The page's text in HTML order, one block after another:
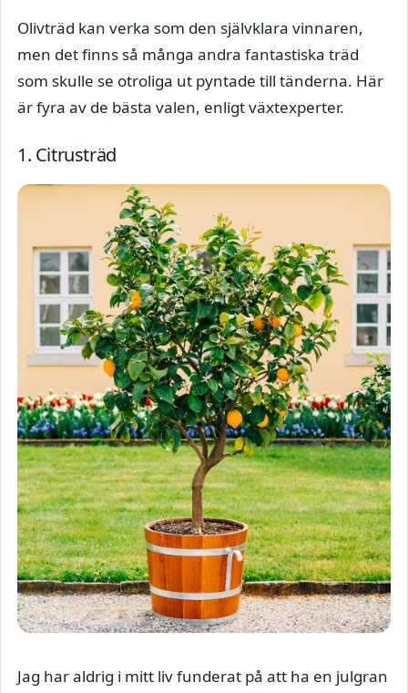
Olivträd kan verka som den självklara vinnaren,
men det finns så många andra fantastiska träd
som skulle se otroliga ut pyntade till tänderna. Här
är fyra av de bästa valen, enligt växtexperter.
1. Citrusträd
Jag har aldrig i mitt liv funderat på att ha en julgran